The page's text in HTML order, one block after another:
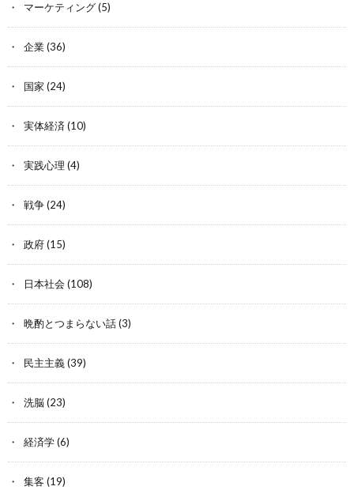
マーケティング(5)
企業(36)
国家 (24)
実体経済 (10)
実践心理 (4)
戦争(24)
政府(15)
日本社会 (108)
晩酌とつまらない話(3)
民主主義(39)
洗脳(23)
経済学(6)
集客 (19)